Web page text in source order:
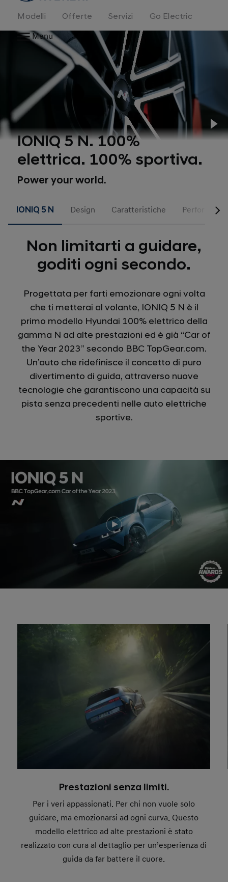
Modelli Offerte Servizi
Go Electric
Menu
IONIQ 5 N. 100%
elettrica. 100% sportiva.
Power your world.
IONIQ 5 N Design Caratteristiche
Non limitarti a guidare,
goditi ogni secondo.
Progettata per farti emozionare ogni volta
che ti metterai al volante, IONIQ 5 N è il
primo modello Hyundai 100% elettrico della
gamma N ad alte prestazioni ed è già “Car of
the Year 2023” secondo BBC TopGear.com.
Un’auto che ridefinisce il concetto di puro
divertimento di guida, attraverso nuove
tecnologie che garantiscono una capacità su
pista senza precedenti nelle auto elettriche
sportive.
Prestazioni senza limiti.
Per i veri appassionati. Per chi non vuole solo
guidare, ma emozionarsi ad ogni curva. Questo
modello elettrico ad alte prestazioni è stato
realizzato con cura al dettaglio per un’esperienza di
guida da far battere il cuore.